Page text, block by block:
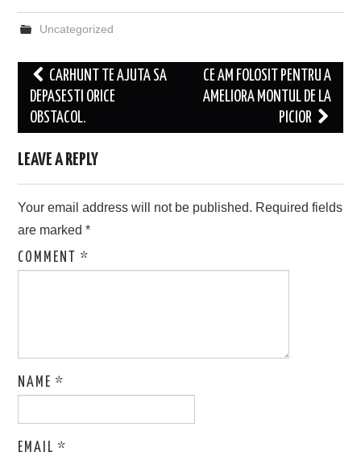
Uncategorized
Post
navigation
CARHUNT TE AJUTA SA
DEPASESTI ORICE
OBSTACOL.
CE AM FOLOSIT PENTRU A
AMELIORA MONTUL DE LA
PICIOR
LEAVE A REPLY
Your email address will not be published. Required fields
are marked*
COMMENT*
NAME*
EMAIL*